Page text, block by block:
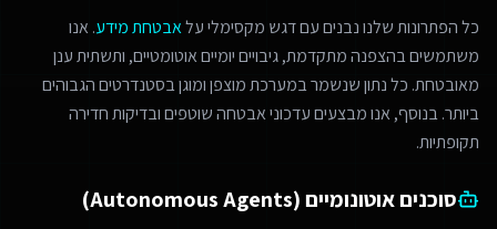
כל הפתרונות שלנו נבנים עם דגש מקסימלי עלאבטחת מידע. אנו
משתמשים בהצפנה מתקדמת, גיבויים יומיים אוטומטיים, ותשתית ענן
מאובטחת. כל נתון שנשמר במערכת מוצפן ומוגן בסטנדרטים הגבוהים
ביותר. בנוסף, אנו מבצעים עדכוני אבטחה שוטפים ובדיקות חדירה
תקופתיות.
סוכנים אוטונומיים (Autonomous Agents)